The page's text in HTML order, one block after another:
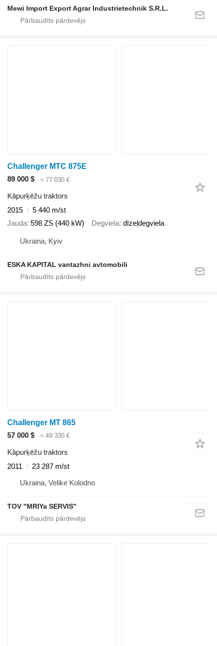
Mewi Import Export Agrar Industrietechnik S.R.L.
Challenger MTC 875E
89 000 $
≈ 77 030 €
Kāpurķēžu traktors
2015
5 440 m/st
Jauda 598 ZS (440 kW) Degviela dīzeļdegviela
Ukraina, Kyiv
ESKA KAPITAL vantazhni avtomobili
Challenger MT 865
57 000 $
≈ 49 330 €
Kāpurķēžu traktors
2011
23 287 m/st
Ukraina, Velike Kolodno
TOV "MRIYa SERVIS"